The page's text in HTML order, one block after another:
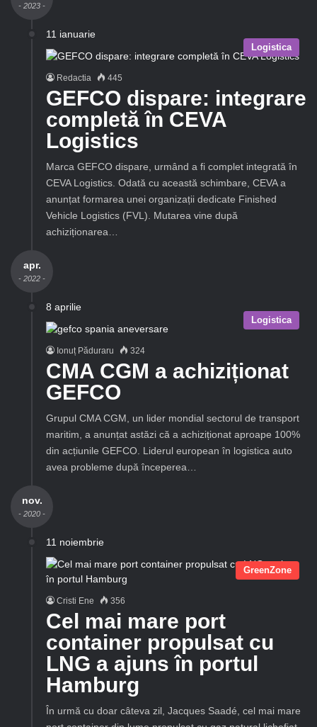
- 2023 -
11 ianuarie
Logistica
Redactia 445
GEFCO dispare: integrare
completă în CEVA
Logistics
Marca GEFCO dispare, urmând a fi complet integrată în
CEVA Logistics. Odată cu această schimbare, CEVA a
anunțat formarea unei organizații dedicate Finished
Vehicle Logistics (FVL). Mutarea vine după
achiziționarea…
apr.
- 2022 -
8 aprilie
Logistica
Ionuț Păduraru 324
CMA CGM a achiziționat
GEFCO
Grupul CMA CGM, un lider mondial sectorul de transport
maritim, a anunțat astăzi că a achiziționat aproape 100%
din acțiunile GEFCO. Liderul european în logistica auto
avea probleme după începerea…
nov.
- 2020 -
11 noiembrie
GreenZone
Cristi Ene 356
Cel mai mare port
container propulsat cu
LNG a ajuns în portul
Hamburg
În urmă cu doar câteva zil, Jacques Saadé, cel mai mare